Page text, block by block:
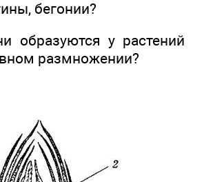
бегонии?
образуются у растений
размножении?